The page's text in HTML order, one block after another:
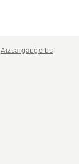
Aizsargapģērbs